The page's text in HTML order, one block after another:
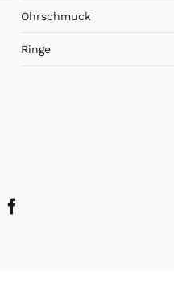
Ohrschmuck
Ringe